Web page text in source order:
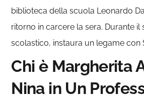
biblioteca della scuola Leonardo
ritorno in carcere la sera. Durante
scolastico, instaura un legame con
Chi è Margherita
Nina in Un